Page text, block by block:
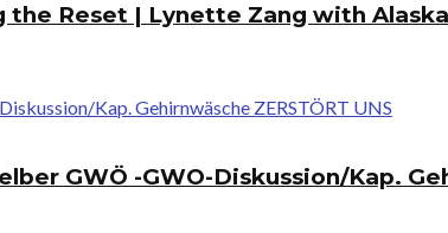
Reset | Lynette Zang with
GWÖ -GWO-Diskussion/Kap.